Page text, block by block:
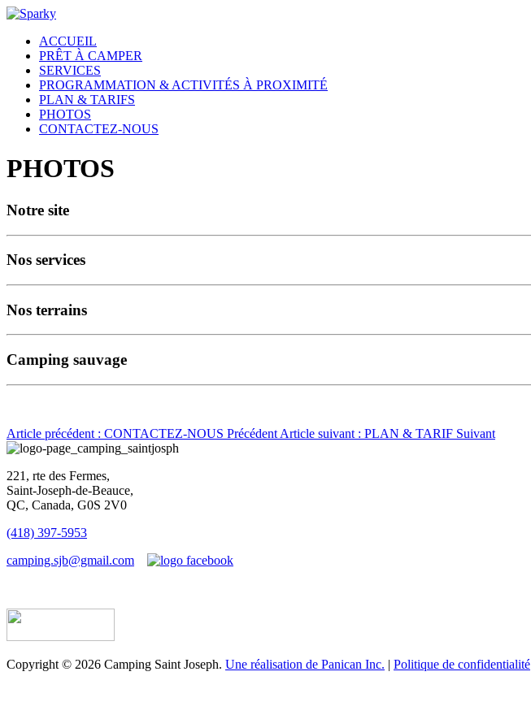
ACCUEIL
PRÊT À CAMPER
SERVICES
PROGRAMMATION & ACTIVITÉS À PROXIMITÉ
PLAN & TARIFS
PHOTOS
CONTACTEZ-NOUS
PHOTOS
Notre site
Nos services
Nos terrains
Camping sauvage
Article précédent : CONTACTEZ-NOUS Précédent Article suivant : PLAN & TARIF Suivant
221, rte des Fermes,
Saint-Joseph-de-Beauce,
QC, Canada, G0S 2V0
(418) 397-5953
camping.sjb@gmail.com
Copyright © 2026 Camping Saint Joseph. Une réalisation de Panican Inc. | Politique de confidentialité